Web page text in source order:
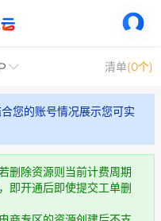
清单(0个)
您的账号情况展示您可实
删除资源则当前计费周期
即开通后即使提交工单删